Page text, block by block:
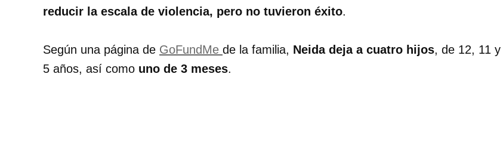
reducir la escala de violencia, pero no tuvieron éxito.
Según una página de GoFundMe de la familia, Neida deja a cuatro hijos, de 12, 11 y
5 años, así como uno de 3 meses.